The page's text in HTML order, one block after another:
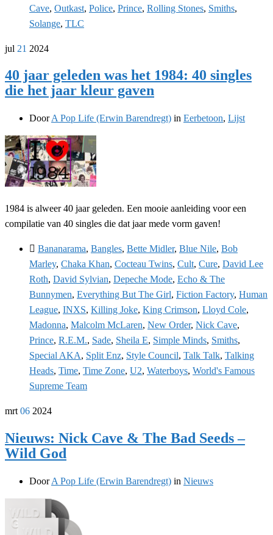
Cave, Outkast, Police, Prince, Rolling Stones, Smiths,
Solange, TLC
jul 21 2024
40 jaar geleden was het 1984: 40 singles
die het jaar kleur gaven
DoorA Pop Life (Erwin Barendregt) in Eerbetoon, Lijst
1984 is alweer 40 jaar geleden. Een mooie aanleiding voor een
compilatie van 40 singles die dat jaar mede vorm gaven!
Bananarama, Bangles, Bette Midler, Blue Nile, Bob
Marley, Chaka Khan, Cocteau Twins, Cult, Cure, David Lee
Roth, David Sylvian, Depeche Mode, Echo & The
Bunnymen, Everything But The Girl, Fiction Factory, Human
League, INXS, Killing Joke, King Crimson, Lloyd Cole,
Madonna, Malcolm McLaren, New Order, Nick Cave,
Prince, R.E.M., Sade, Sheila E, Simple Minds, Smiths,
Special AKA, Split Enz, Style Council, Talk Talk, Talking
Heads, Time, Time Zone, U2, Waterboys, World's Famous
Supreme Team
mrt 06 2024
Nieuws: Nick Cave & The Bad Seeds –
Wild God
DoorA Pop Life (Erwin Barendregt) in Nieuws